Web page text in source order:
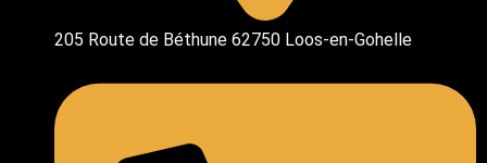
205 Route de Béthune 62750 Loos-en-Gohelle